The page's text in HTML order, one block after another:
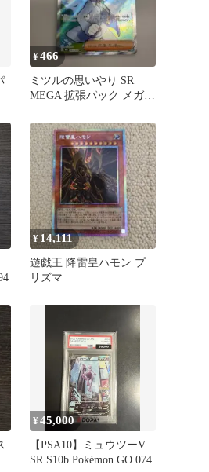
¥466
ミツルの思いやり SR
MEGA 拡張パック メガシ
¥ 14,111
遊戯王 降雷皇ハモン プ
リズマ
¥45,000
【PSA10】ミュウツーV
SR S10b Pokémon GO 074